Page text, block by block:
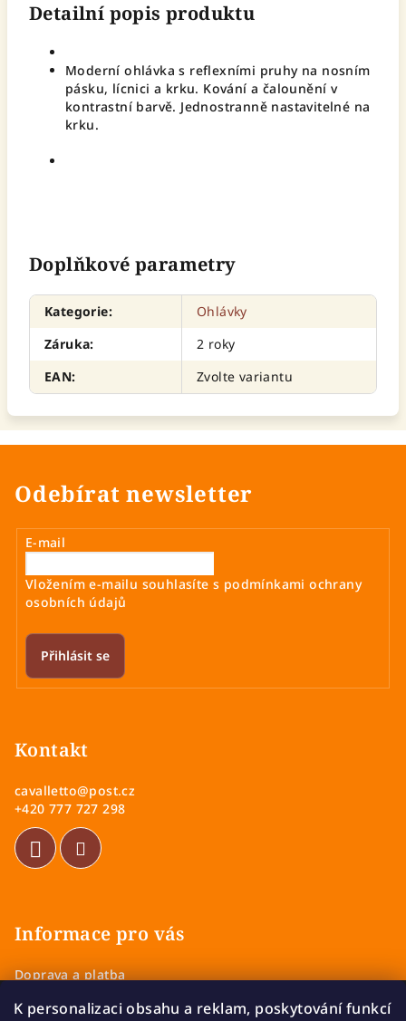
K personalizaci obsahu a reklam, poskytování funkcí
Detailní popis produktu
Moderní ohlávka s reflexními pruhy na nosním
pásku, lícnici a krku. Kování a čalounění v
kontrastní barvě. Jednostranně nastavitelné na
krku.
Doplňkové parametry
Kategorie:
Ohlávky
Záruka:
2 roky
EAN: Zvolte variantu
Odebírat newsletter
E-mail
Vložením e-mailu souhlasíte s podmínkami ochrany
osobních údajů
Přihlásit se
Kontakt
cavalletto@post.cz
+420 777 727 298
Informace pro vás
Doprava a platba